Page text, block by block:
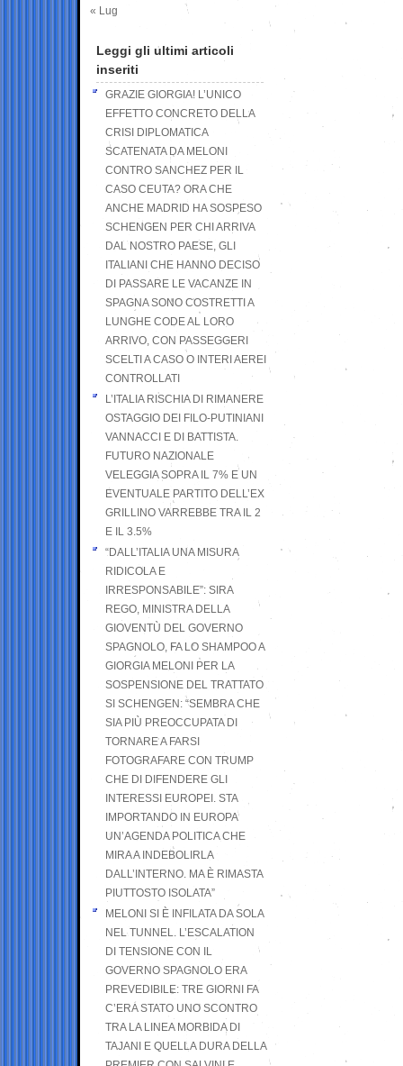
« Lug
Leggi gli ultimi articoli
inseriti
GRAZIE GIORGIA! L’UNICO
EFFETTO CONCRETO DELLA
CRISI DIPLOMATICA
SCATENATA DA MELONI
CONTRO SANCHEZ PER IL
CASO CEUTA? ORA CHE
ANCHE MADRID HA SOSPESO
SCHENGEN PER CHI ARRIVA
DAL NOSTRO PAESE, GLI
ITALIANI CHE HANNO DECISO
DI PASSARE LE VACANZE IN
SPAGNA SONO COSTRETTI A
LUNGHE CODE AL LORO
ARRIVO, CON PASSEGGERI
SCELTI A CASO O INTERI AEREI
CONTROLLATI
L’ITALIA RISCHIA DI RIMANERE
OSTAGGIO DEI FILO-PUTINIANI
VANNACCI E DI BATTISTA.
FUTURO NAZIONALE
VELEGGIA SOPRA IL 7% E UN
EVENTUALE PARTITO DELL’EX
GRILLINO VARREBBE TRA IL 2
E IL 3.5%
“DALL’ITALIA UNA MISURA
RIDICOLA E
IRRESPONSABILE”: SIRA
REGO, MINISTRA DELLA
GIOVENTÙ DEL GOVERNO
SPAGNOLO, FA LO SHAMPOO A
GIORGIA MELONI PER LA
SOSPENSIONE DEL TRATTATO
SI SCHENGEN: “SEMBRA CHE
SIA PIÙ PREOCCUPATA DI
TORNARE A FARSI
FOTOGRAFARE CON TRUMP
CHE DI DIFENDERE GLI
INTERESSI EUROPEI. STA
IMPORTANDO IN EUROPA
UN’AGENDA POLITICA CHE
MIRA A INDEBOLIRLA
DALL’INTERNO. MA È RIMASTA
PIUTTOSTO ISOLATA”
MELONI SI È INFILATA DA SOLA
NEL TUNNEL. L’ESCALATION
DI TENSIONE CON IL
GOVERNO SPAGNOLO ERA
PREVEDIBILE: TRE GIORNI FA
C’ERA STATO UNO SCONTRO
TRA LA LINEA MORBIDA DI
TAJANI E QUELLA DURA DELLA